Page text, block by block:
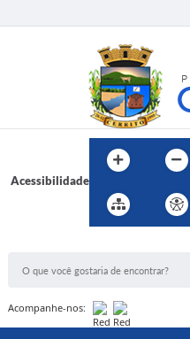
Acessibilidade
Acompanhe-nos: